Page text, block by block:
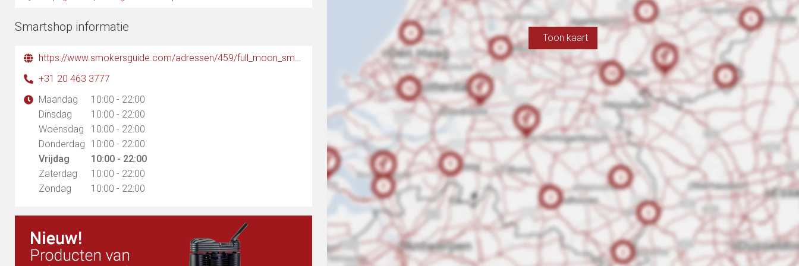
Toon kaart
Smartshop informatie
https://www.smokersguide.com/adressen/459/full_moon_smartshop.html
+31 20 463 3777
Maandag
10:00 - 22:00
Dinsdag
10:00 - 22:00
Woensdag
10:00 - 22:00
Donderdag
10:00 - 22:00
Vrijdag
10:00 - 22:00
Zaterdag
10:00 - 22:00
Zondag
10:00 - 22:00